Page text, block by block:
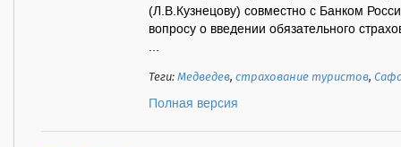
(Л.В.Кузнецову) совместно с Банком
вопросу о введении обязательного
...
Теги:Медведев,страхование туристов,
Полная версия